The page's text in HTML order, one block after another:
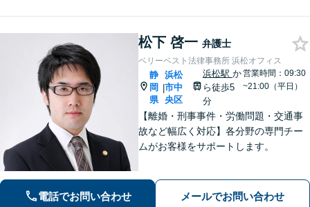
松下 啓一 弁護士
ベリーベスト法律事務所 浜松オフィス
静
岡
県
|
浜松
市中
央区
浜松駅 か
ら徒歩5
分
営業時間：09:30
~21:00（平日）
【離婚・刑事事件・労働問題・交通事
故など幅広く対応】各分野の専門チー
ムがお客様をサポートします。
電話でお問い合わせ メールでお問い合わせ